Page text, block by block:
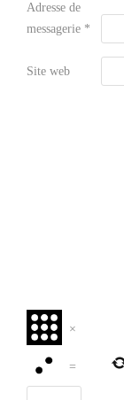
Adresse de
messagerie *
Site web
×
=